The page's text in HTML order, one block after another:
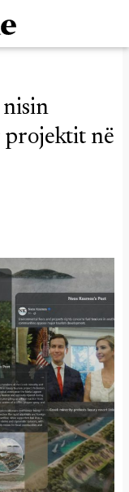
nisin
projektit në